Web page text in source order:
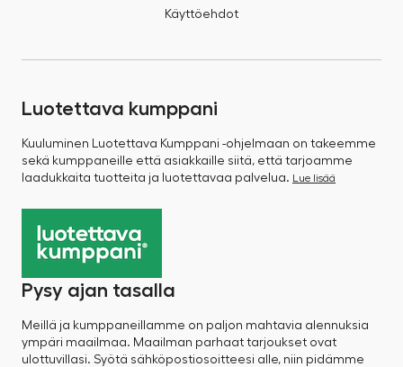
Käyttöehdot
Luotettava kumppani
Kuuluminen Luotettava Kumppani -ohjelmaan on takeemme
sekä kumppaneille että asiakkaille siitä, että tarjoamme
laadukkaita tuotteita ja luotettavaa palvelua.
Lue lisää
Pysy ajan tasalla
Meillä ja kumppaneillamme on paljon mahtavia alennuksia
ympäri maailmaa. Maailman parhaat tarjoukset ovat
ulottuvillasi. Syötä sähköpostiosoitteesi alle, niin pidämme